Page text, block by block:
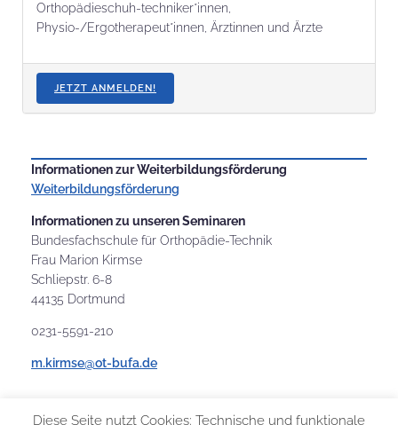
Orthopädieschuh-techniker*innen,
Physio-/Ergotherapeut*innen, Ärztinnen und Ärzte
JETZT ANMELDEN!
Informationen zur Weiterbildungsförderung
Weiterbildungsförderung
Informationen zu unseren Seminaren
Bundesfachschule für Orthopädie-Technik
Frau Marion Kirmse
Schliepstr. 6-8
44135 Dortmund
0231-5591-210
m.kirmse@ot-bufa.de
Diese Seite nutzt Cookies: Technische und funktionale